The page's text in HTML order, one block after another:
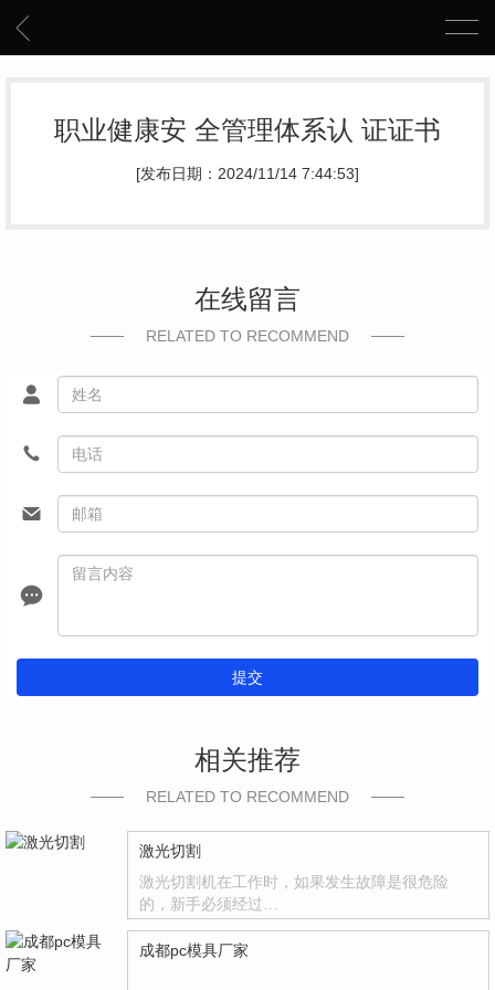
职业健康安 全管理体系认 证证书
[发布日期：2024/11/14 7:44:53]
在线留言
RELATED TO RECOMMEND
提交
相关推荐
RELATED TO RECOMMEND
激光切割
激光切割机在工作时，如果发生故障是很危险
的，新手必须经过…
成都pc模具厂家